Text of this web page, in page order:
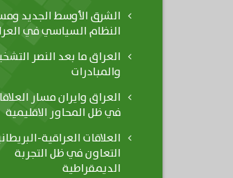
الشرق الأوسط الجديد
النظام السياسي في
العراق ما بعد النصر
والمبادرات
العراق وايران مسار
في ظل المحاور الاقليمية
العلاقات العراقية-
التعاون في ظل التجربة
الديمقراطية